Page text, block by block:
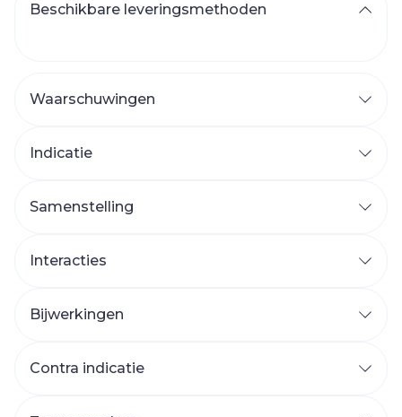
Beschikbare leveringsmethoden
Waarschuwingen
Indicatie
Profylaxe van Plasmodium falciparum
die > 5 kg en < 11 kg wegen
Samenstelling
Interacties
Bijwerkingen
Contra indicatie